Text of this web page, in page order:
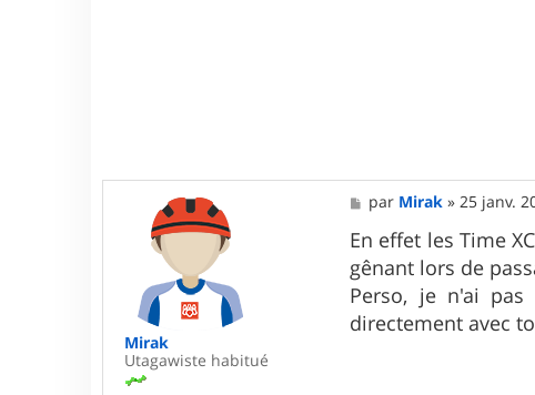
Mirak
Utagawiste habitué
M
e
s
s
a
g
e
par Mirak »25 janv.
En effet les Time
gênant lors de
Perso, je n'ai
directement avec